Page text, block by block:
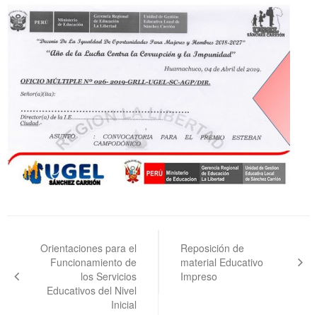
entradas
Orientaciones para el
Funcionamiento de
los Servicios
Educativos del Nivel
Inicial
Reposición de
material Educativo
Impreso